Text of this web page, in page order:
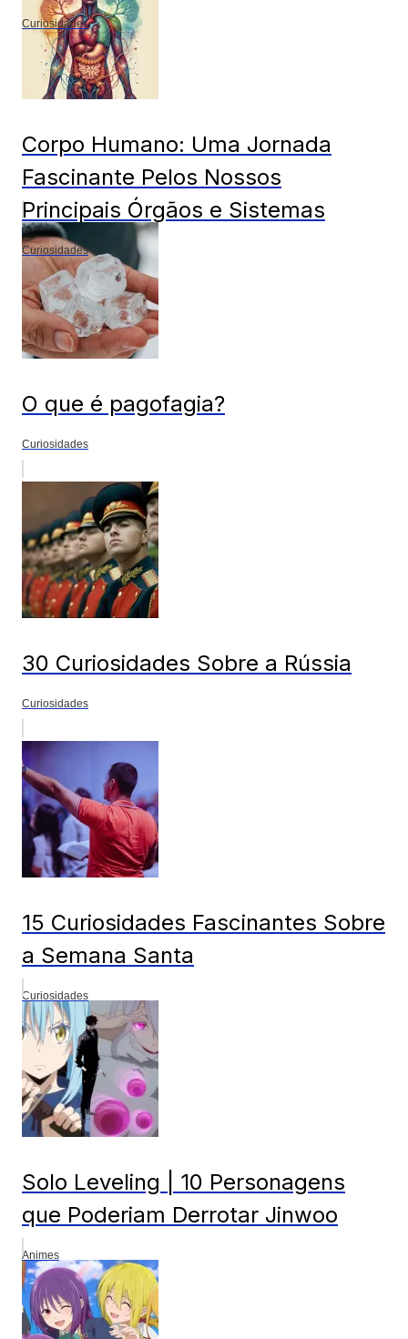
Curiosidades
Corpo Humano: Uma Jornada
Fascinante Pelos Nossos
Principais Órgãos e Sistemas
Curiosidades
O que é pagofagia?
Curiosidades
30 Curiosidades Sobre a Rússia
Curiosidades
15 Curiosidades Fascinantes Sobre
a Semana Santa
Curiosidades
Solo Leveling | 10 Personagens
que Poderiam Derrotar Jinwoo
Animes